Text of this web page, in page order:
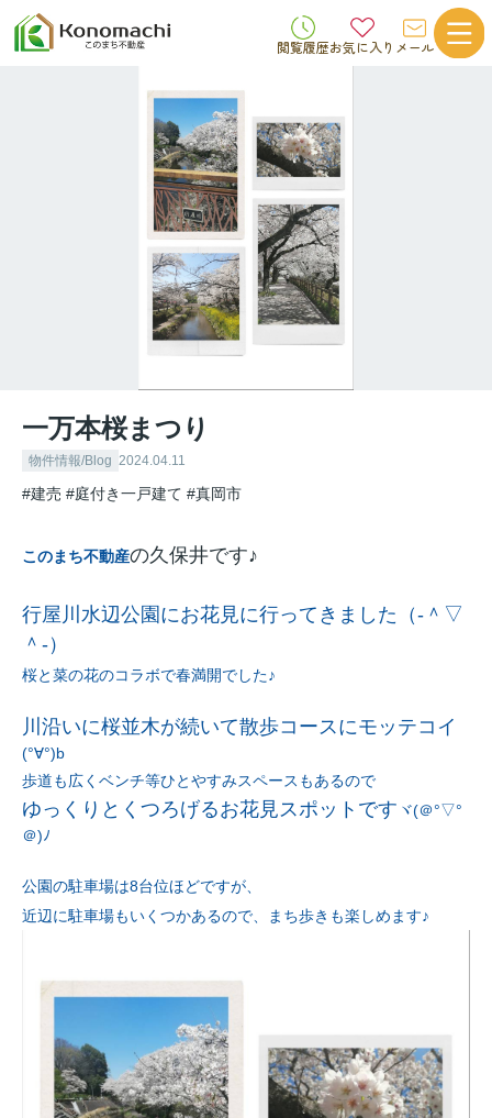
閲覧履歴お気に入り メール
一万本桜まつり
物件情報/Blog 2024.04.11
#建売 #庭付き一戸建て #真岡市
このまち不動産の久保井です♪
行屋川水辺公園にお花見に行ってきました （‐＾▽
＾‐）
桜と菜の花のコラボで春満開でした♪
川沿いに桜並木が続いて散歩コースにモッテコイ
(°∀°)b
歩道も広くベンチ等ひとやすみスペースもあるので
ゆっくりとくつろげるお花見スポットです ヾ(＠°▽°
＠)ﾉ
公園の駐車場は8台位ほどですが、
近辺に駐車場もいくつかあるので、まち歩きも楽しめます♪